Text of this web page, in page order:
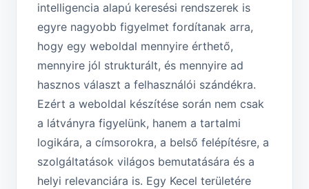
intelligencia alapú keresési rendszerek is
egyre nagyobb figyelmet fordítanak arra,
hogy egy weboldal mennyire érthető,
mennyire jól strukturált, és mennyire ad
hasznos választ a felhasználói szándékra.
Ezért a weboldal készítése során nem csak
a látványra figyelünk, hanem a tartalmi
logikára, a címsorokra, a belső felépítésre, a
szolgáltatások világos bemutatására és a
helyi relevanciára is. Egy Kecel területére